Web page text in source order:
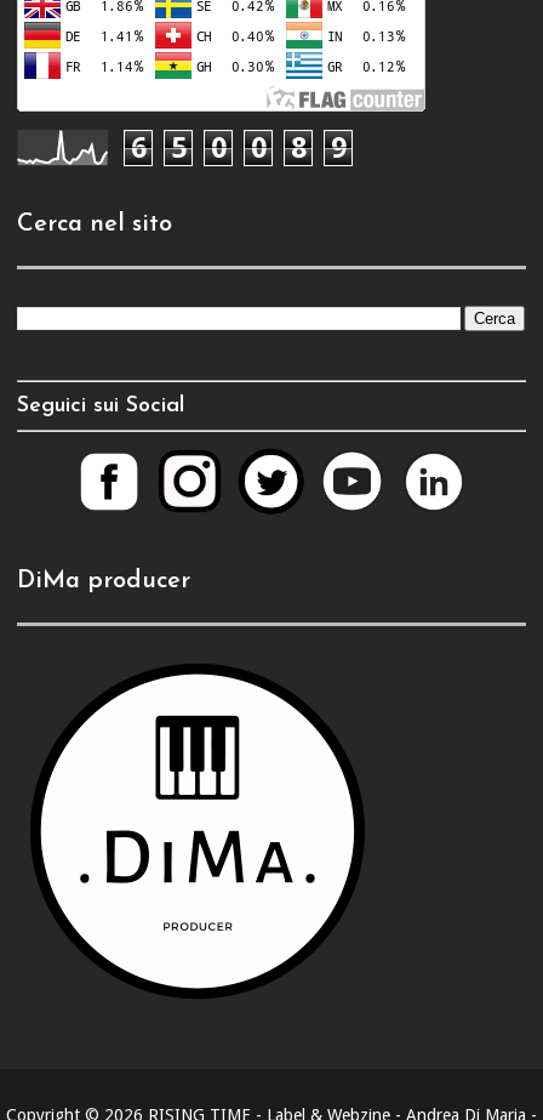
6 5 0 0 8 9
Cerca nel sito
Seguici sui Social
DiMa producer
Copyright © 2026 RISING TIME - Label & Webzine - Andrea Di Maria -